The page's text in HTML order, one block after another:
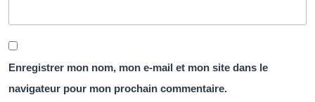
Enregistrer mon nom, mon e-mail et mon site dans le
navigateur pour mon prochain commentaire.